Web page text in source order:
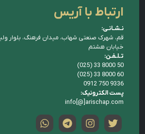
ارتباط با آریس
نـشـانـی:
قم، شهرک صنعتی شهاب، میدان فرهنگ، بلوار
خیابان هشتم
تـلـفـن:
(025) 33 8000 50
(025) 33 8000 60
0912 750 9336
پست الکترونیک:
info[@]arischap.com